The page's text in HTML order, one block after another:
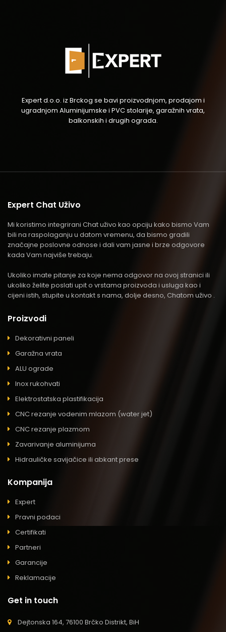
Expert d.o.o. iz Brckog se bavi proizvodnjom, prodajom i
ugradnjom Aluminijumske i PVC stolarije, garažnih vrata,
balkonskih i drugih ograda.
Expert Chat Uživo
Mi koristimo integrirani Chat uživo kao opciju kako bismo Vam
bili na raspolaganju u datom vremenu, da bismo gradili
značajne poslovne odnose i dali vam jasne i brze odgovore
kada Vam najviše trebaju.
Ukoliko imate pitanje za koje nema odgovor na ovoj stranici ili
ukoliko želite poslati upit o vrstama proizvoda i usluga kao i
cijeni istih, stupite u kontakt s nama, dolje desno, Chatom uživo .
Proizvodi
Dekorativni paneli
Garažna vrata
ALU ograde
Inox rukohvati
Elektrostatska plastifikacija
CNC rezanje vodenim mlazom (water jet)
CNC rezanje plazmom
Zavarivanje aluminijuma
Hidrauličke savijačice ili abkant prese
Kompanija
Expert
Pravni podaci
Certifikati
Partneri
Garancije
Reklamacije
Get in touch
Dejtonska 164, 76100 Brčko Distrikt, BiH